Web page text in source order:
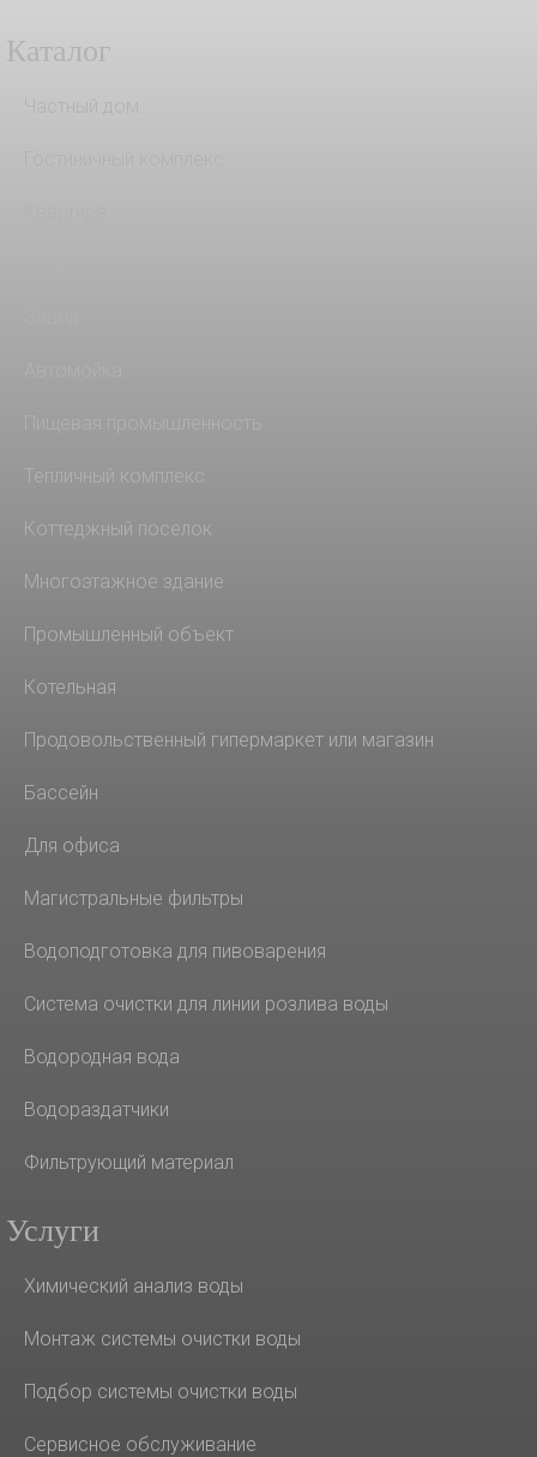
Каталог
Тепличный комплекс
Коттеджный поселок
Многоэтажное здание
Промышленный объект
Котельная
Продовольственный гипермаркет или магазин
Бассейн
Для офиса
Магистральные фильтры
Водоподготовка для пивоварения
Система очистки для линии розлива воды
Водородная вода
Водораздатчики
Фильтрующий материал
Услуги
Химический анализ воды
Монтаж системы очистки воды
Подбор системы очистки воды
Сервисное обслуживание